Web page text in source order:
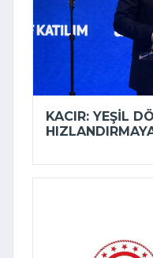
KACIR: YEŞIL